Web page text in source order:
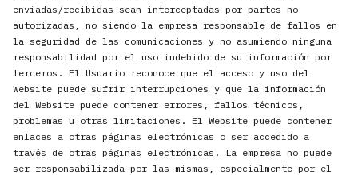
enviadas/recibidas sean interceptadas por partes no
autorizadas, no siendo la empresa responsable de fallos en
la seguridad de las comunicaciones y no asumiendo ninguna
responsabilidad por el uso indebido de su información por
terceros. El Usuario reconoce que el acceso y uso del
Website puede sufrir interrupciones y que la información
del Website puede contener errores, fallos técnicos,
problemas u otras limitaciones. El Website puede contener
enlaces a otras páginas electrónicas o ser accedido a
través de otras páginas electrónicas. La empresa no puede
ser responsabilizada por las mismas, especialmente por el